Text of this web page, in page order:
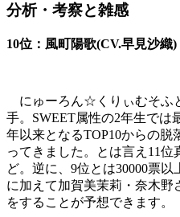
分析・考察と雑感
10位：風町陽歌(CV.早見沙織)
にゅーろん☆くりぃむそふ
手。SWEET属性の2年生では
年以来となるTOP10からの脱
ってきました。とは言え11位
ど。逆に、9位とは30000票
に加えて加賀美茉莉・奈木野
をすることが予想できます。